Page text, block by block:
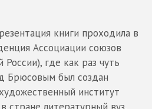
книги проходила в
Ассоциации союзов
России), где как раз чуть
Брюсовым был создан
институт